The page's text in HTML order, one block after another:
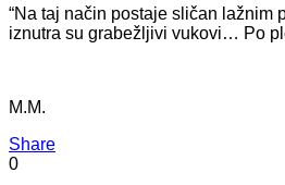
“Na taj način postaje sličan lažnim
iznutra su grabežljivi vukovi… Po
M.M.
Share
0